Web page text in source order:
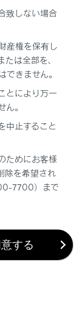
致しない場合
産権を保有し
は全部を、
きません。
とにより万一
。
中止すること
ためにお客様
除を希望され
7700）まで
意する